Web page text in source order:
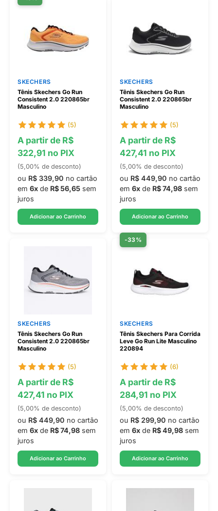
SKECHERS
Tênis Skechers Go Run
Consistent 2.0 220865br
Masculino
(5)
A partir de R$
322,91 no PIX
(5,00% de desconto)
ou R$ 339,90 no cartão
em 6x de R$ 56,65 sem
juros
Adicionar ao Carrinho
SKECHERS
Tênis Skechers Go Run
Consistent 2.0 220865br
Masculino
(5)
A partir de R$
427,41 no PIX
(5,00% de desconto)
ou R$ 449,90 no cartão
em 6x de R$ 74,98 sem
juros
Adicionar ao Carrinho
SKECHERS
Tênis Skechers Go Run
Consistent 2.0 220865br
Masculino
(5)
A partir de R$
427,41 no PIX
(5,00% de desconto)
ou R$ 449,90 no cartão
em 6x de R$ 74,98 sem
juros
Adicionar ao Carrinho
-33%
SKECHERS
Tênis Skechers Para Corrida
Leve Go Run Lite Masculino
220894
(6)
A partir de R$
284,91 no PIX
(5,00% de desconto)
ou R$ 299,90 no cartão
em 6x de R$ 49,98 sem
juros
Adicionar ao Carrinho